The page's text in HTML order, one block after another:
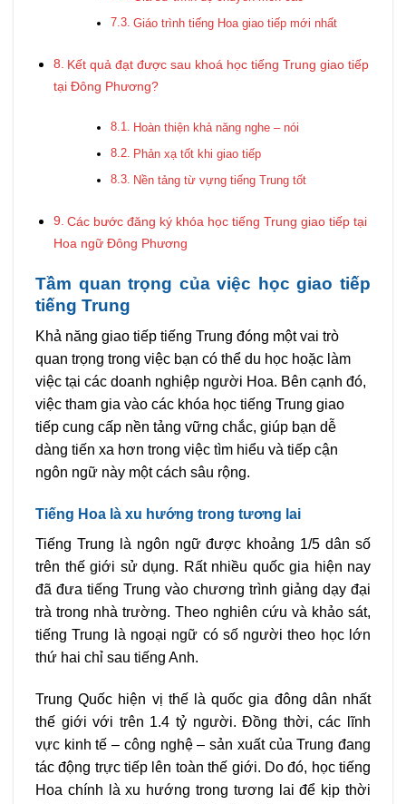
Giáo trình tiếng Hoa giao tiếp mới nhất
Kết quả đạt được sau khoá học tiếng Trung giao tiếp
tại Đông Phương?
Hoàn thiện khả năng nghe – nói
Phản xạ tốt khi giao tiếp
Nền tảng từ vựng tiếng Trung tốt
Các bước đăng ký khóa học tiếng Trung giao tiếp tại
Hoa ngữ Đông Phương
Tầm quan trọng của việc học giao tiếp
tiếng Trung
Khả năng giao tiếp tiếng Trung đóng một vai trò
quan trọng trong việc bạn có thể du học hoặc làm
việc tại các doanh nghiệp người Hoa. Bên cạnh đó,
việc tham gia vào các khóa học tiếng Trung giao
tiếp cung cấp nền tảng vững chắc, giúp bạn dễ
dàng tiến xa hơn trong việc tìm hiểu và tiếp cận
ngôn ngữ này một cách sâu rộng.
Tiếng Hoa là xu hướng trong tương lai
Tiếng Trung là ngôn ngữ được khoảng 1/5 dân số
trên thế giới sử dụng. Rất nhiều quốc gia hiện nay
đã đưa tiếng Trung vào chương trình giảng dạy đại
trà trong nhà trường. Theo nghiên cứu và khảo sát,
tiếng Trung là ngoại ngữ có số người theo học lớn
thứ hai chỉ sau tiếng Anh.
Trung Quốc hiện vị thế là quốc gia đông dân nhất
thế giới với trên 1.4 tỷ người. Đồng thời, các lĩnh
vực kinh tế – công nghệ – sản xuất của Trung đang
tác động trực tiếp lên toàn thế giới. Do đó, học tiếng
Hoa chính là xu hướng trong tương lai để kịp thời